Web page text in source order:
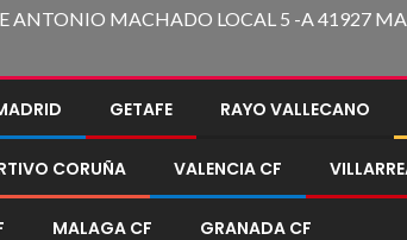
ANTONIO MACHADO LOCAL 5 -A 41927
GETAFE RAYO VALLECANO
CORUÑA VALENCIA CF
MALAGA CF GRANADA CF